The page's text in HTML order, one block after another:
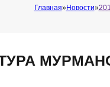
Главная Новости